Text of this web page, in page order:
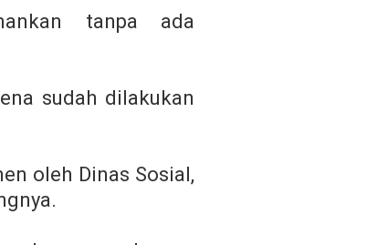
tanpa ada
sudah dilakukan
oleh Dinas Sosial,